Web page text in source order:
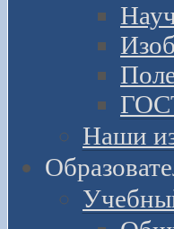
Наши